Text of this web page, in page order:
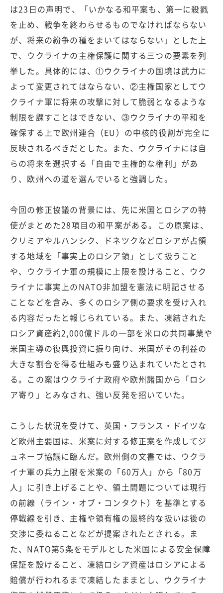
は23日の声明で、「いかなる和平案も、第一に殺戮
を止め、戦争を終わらせるものでなければならない
が、将来の紛争の種をまいてはならない」とした上
で、ウクライナの主権保護に関する三つの要素を列
挙した。具体的には、①ウクライナの国境は武力に
よって変更されてはならない、②主権国家としてウ
クライナ軍に将来の攻撃に対して脆弱となるような
制限を課すことはできない、③ウクライナの平和を
確保する上で欧州連合（EU）の中核的役割が完全に
反映されるべきだとした。また、ウクライナには自
らの将来を選択する「自由で主権的な権利」があ
り、欧州への道を選んでいると強調した。
今回の修正協議の背景には、先に米国とロシアの特
使がまとめた28項目の和平案がある。この原案は、
クリミアやルハンシク、ドネツクなどロシアが占領
する地域を「事実上のロシア領」として扱うこと
や、ウクライナ軍の規模に上限を設けること、ウク
ライナに事実上のNATO非加盟を憲法に明記させる
ことなどを含み、多くのロシア側の要求を受け入れ
る内容だったと報じられている。また、凍結された
ロシア資産約2,000億ドルの一部を米ロの共同事業や
米国主導の復興投資に振り向け、米国がその利益の
大きな割合を得る仕組みも盛り込まれていたとされ
る。この案はウクライナ政府や欧州諸国から「ロシ
ア寄り」とみなされ、強い反発を招いていた。
こうした状況を受けて、英国・フランス・ドイツな
ど欧州主要国は、米案に対する修正案を作成してジ
ュネーブ協議に臨んだ。欧州側の文書では、ウクラ
イナ軍の兵力上限を米案の「60万人」から「80万
人」に引き上げることや、領土問題については現行
の前線（ライン・オブ・コンタクト）を基準とする
停戦線を引き、主権や領有権の最終的な扱いは後の
交渉に委ねることなどが提案されたとされる。ま
た、NATO第5条をモデルとした米国による安全保障
保証を設けること、凍結ロシア資産はロシアによる
賠償が行われるまで凍結したままとし、ウクライナ